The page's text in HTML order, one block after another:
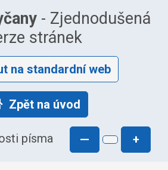
- Zjednodušená
stránek
na standardní web
Zpět na úvod
písma — +